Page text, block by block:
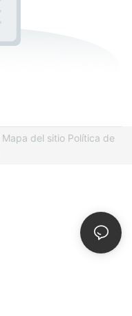
Mapa del sitio Política de